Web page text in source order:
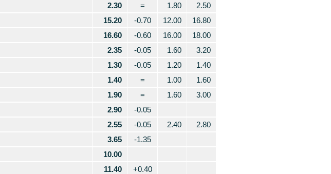
2.30 = 1.80
2.50
15.20 -0.70 12.00
16.80
16.60 -0.60 16.00
18.00
2.35 -0.05 1.60
3.20
1.30 -0.05 1.20
1.40
1.40 = 1.00
1.60
1.90 = 1.60
3.00
2.90
-0.05
2.55 -0.05 2.40
2.80
3.65
-1.35
10.00
11.40
+0.40